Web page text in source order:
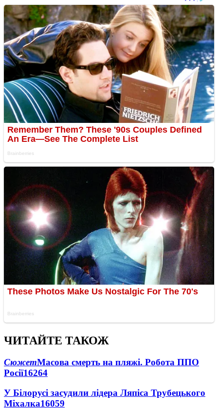
ЧИТАЙТЕ ТАКОЖ
СюжетМасова смерть на пляжі. Робота ППО
Росії16264
У Білорусі засудили лідера Ляпіса Трубецького
Міхалка16059